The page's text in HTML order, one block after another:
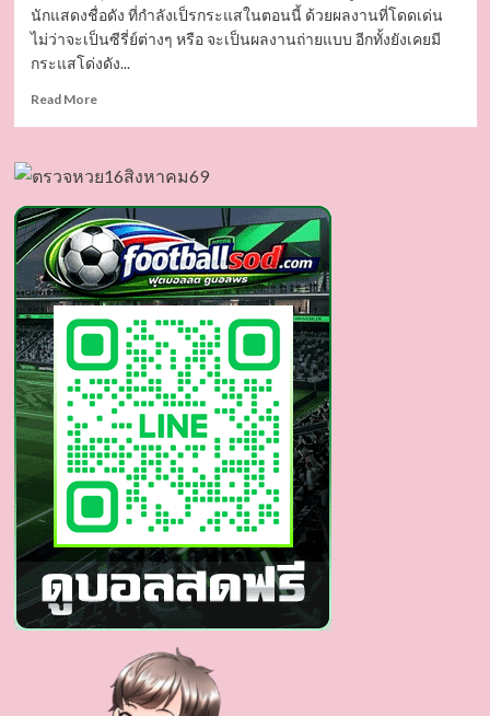
นักแสดงชื่อดัง ที่กำลังเป็รกระแสในตอนนี้ ด้วยผลงานที่โดดเด่น
ไม่ว่าจะเป็นซีรี่ย์ต่างๆ หรือ จะเป็นผลงานถ่ายแบบ อีกทั้งยังเคยมี
กระแสโด่งดัง...
Read MoreRead
ด่านขุนทด
แบบ
นัก
แสดง
แกว่ง
ของลับ
สุด
เด็ด
ลั่น
Twitter